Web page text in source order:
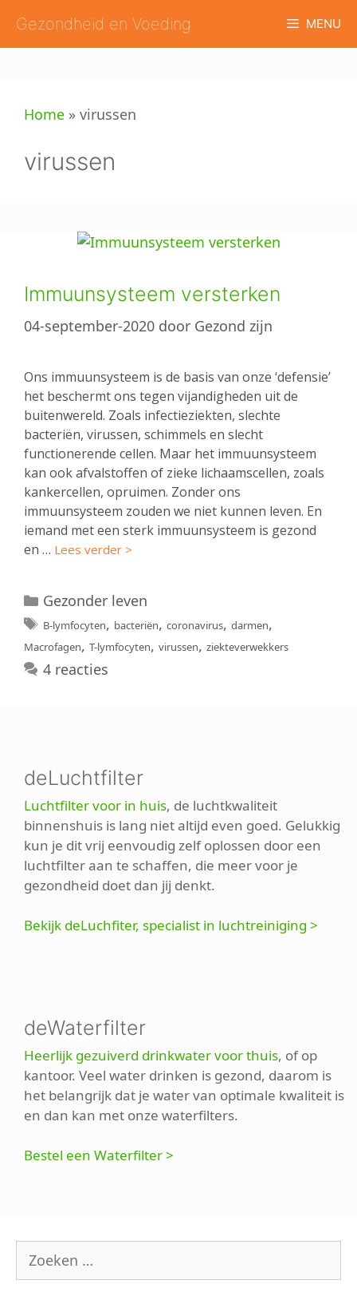
naar
de
Gezondheid en Voeding MENU
Home » virussen
virussen
Immuunsysteem versterken
04-september-2020 door Gezond zijn
Ons immuunsysteem is de basis van onze ‘defensie’
het beschermt ons tegen vijandigheden uit de
buitenwereld. Zoals infectieziekten, slechte
bacteriën, virussen, schimmels en slecht
functionerende cellen. Maar het immuunsysteem
kan ook afvalstoffen of zieke lichaamscellen, zoals
kankercellen, opruimen. Zonder ons
immuunsysteem zouden we niet kunnen leven. En
iemand met een sterk immuunsysteem is gezond
en … Lees verder >
Categorieën
Gezonder leven
Tags
B-lymfocyten, bacteriën, coronavirus, darmen,
Macrofagen, T-lymfocyten, virussen, ziekteverwekkers
4 reacties
deLuchtfilter
Luchtfilter voor in huis, de luchtkwaliteit
binnenshuis is lang niet altijd even goed. Gelukkig
kun je dit vrij eenvoudig zelf oplossen door een
luchtfilter aan te schaffen, die meer voor je
gezondheid doet dan jij denkt.
Bekijk deLuchfiter, specialist in luchtreiniging >
deWaterfilter
Heerlijk gezuiverd drinkwater voor thuis, of op
kantoor. Veel water drinken is gezond, daarom is
het belangrijk dat je water van optimale kwaliteit is
en dan kan met onze waterfilters.
Bestel een Waterfilter >
Zoek
naar: